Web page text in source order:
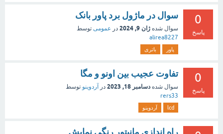
0
پاسخ
سوال در ماژول برد پاور بانک
سوال شده ژان 9, 2024 در عمومی توسط
alirea8227
پاور باتری
0
پاسخ
تفاوت عجیب بین اونو و مگا
سوال شده دسامبر 18, 2023 در آردوینو توسط
rers33
lcd آردوینو
راه اندازی مانیتور رنگی نمایش